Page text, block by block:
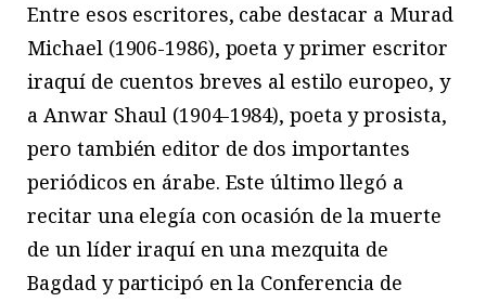
Entre esos escritores, cabe destacar a Murad
Michael (1906-1986), poeta y primer escritor
iraquí de cuentos breves al estilo europeo, y
a Anwar Shaul (1904-1984), poeta y prosista,
pero también editor de dos importantes
periódicos en árabe. Este último llegó a
recitar una elegía con ocasión de la muerte
de un líder iraquí en una mezquita de
Bagdad y participó en la Conferencia de